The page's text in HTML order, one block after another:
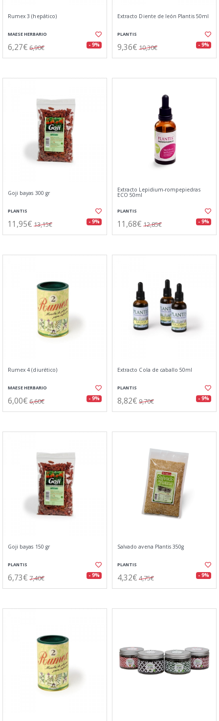
Rumex 3 (hepático)
MAESE HERBARIO
6,27€ 6,90€ - 9%
Extracto Diente de león Plantis 50ml
PLANTIS
9,36€ 10,30€ - 9%
Goji bayas 300 gr
PLANTIS
11,95€ 13,15€ - 9%
Extracto Lepidium-rompepiedras
ECO 50ml
PLANTIS
11,68€ 12,85€ - 9%
Rumex 4 (diurético)
MAESE HERBARIO
6,00€ 6,60€ - 9%
Extracto Cola de caballo 50ml
PLANTIS
8,82€ 9,70€ - 9%
Goji bayas 150 gr
PLANTIS
6,73€ 7,40€ - 9%
Salvado avena Plantis 350g
PLANTIS
4,32€ 4,75€ - 9%